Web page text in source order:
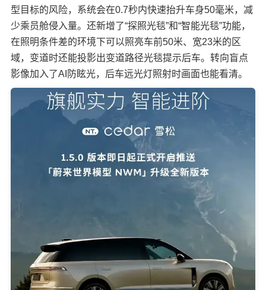
型目标的风险，系统会在0.7秒内快速抬升车身50毫米，减
少乘员舱侵入量。还新增了“探照光毯”和“智能光毯”功能，
在照明条件差的环境下可以照亮车前50米、宽23米的区
域，变道时还能投影出变道路径光毯提示后车。转向盲点
影像加入了AI防眩光，后车远光灯照射时画面也能看清。